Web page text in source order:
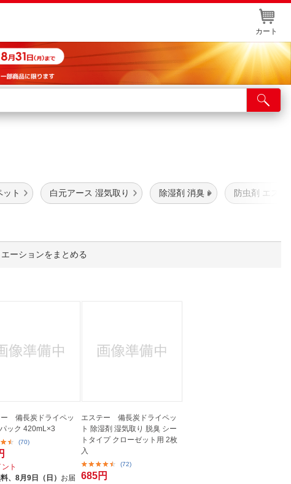
カート
店舗情報・店舗一覧
ット 白元アース 湿気取り 除湿剤 消臭 防虫剤 エステ
ーションをまとめる
ー 備長炭ドライペッ
ック 420mL×3
(70)
ト
、8月9日（日） お届
エステー 備長炭ドライペッ
ト 除湿剤 湿気取り 脱臭 シー
トタイプ クローゼット用 2枚
入
(72)
685円